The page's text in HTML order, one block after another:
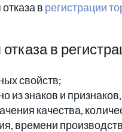
в регистрации
в
свойств;
из знаков и
качества,
времени